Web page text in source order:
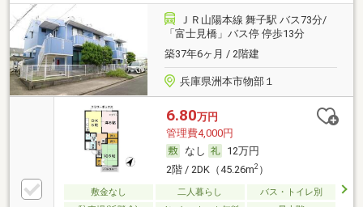
ＪＲ山陽本線 舞子駅 バス73分/
「富士見橋」バス停 停歩13分
築37年6ヶ月 / 2階建
兵庫県洲本市物部１
6.80万円
管理費4,000円
なし
12万円
2階 / 2DK（45.26m2）
敷金なし 二人暮らし
バス・トイレ別